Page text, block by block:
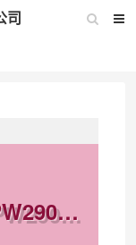
司
代理PW2902芯片，原装现货，技术支援